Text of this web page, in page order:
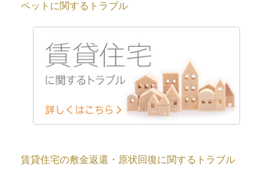
ペットに関するトラブル
賃貸住宅の敷金返還・原状回復に関するトラブル